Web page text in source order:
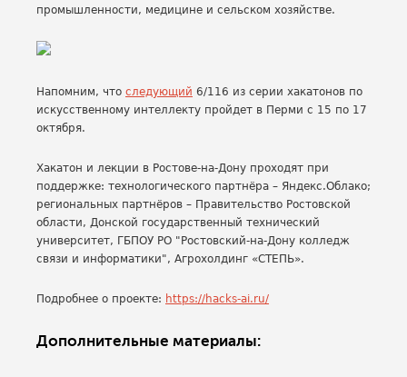
промышленности, медицине и сельском хозяйстве.
Напомним, что следующий 6/116 из серии хакатонов по
искусственному интеллекту пройдет в Перми с 15 по 17
октября.
Хакатон и лекции в Ростове-на-Дону проходят при
поддержке: технологического партнёра – Яндекс.Облако;
региональных партнёров – Правительство Ростовской
области, Донской государственный технический
университет, ГБПОУ РО "Ростовский-на-Дону колледж
связи и информатики", Агрохолдинг «СТЕПЬ».
Подробнее о проекте: https://hacks-ai.ru/
Дополнительные материалы: